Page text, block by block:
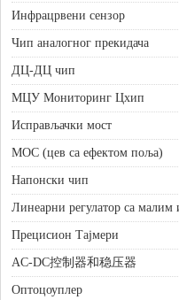
Инфрацрвени сензор
Чип аналогног прекидача
ДЦ-ДЦ чип
МЦУ Мониторинг Цхип
Исправљачки мост
МОС (цев са ефектом поља)
Напонски чип
Прецисион Тајмери
AC-DC控制器和稳压器
Оптоцоуплер